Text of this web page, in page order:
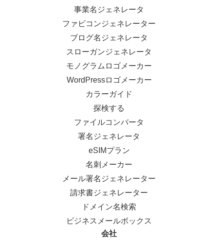
事業名ジェネレータ
ファビコンジェネレーター
ブログ名ジェネレータ
スローガンジェネレータ
モノグラムロゴメーカー
WordPressロゴメーカー
カラーガイド
探検する
ファイルコンバータ
署名ジェネレータ
eSIMプラン
名刺メーカー
メール署名ジェネレーター
請求書ジェネレーター
ドメイン名検索
ビジネスメールボックス
会社